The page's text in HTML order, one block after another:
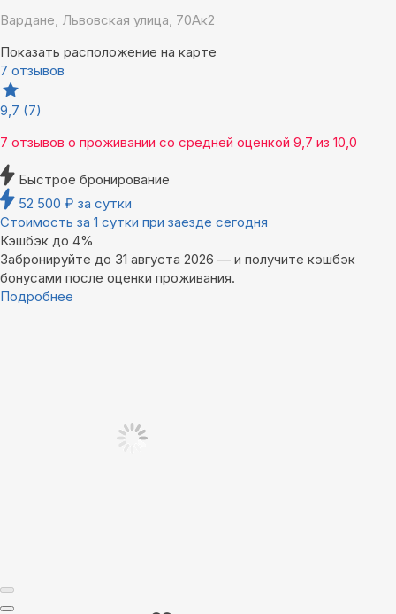
Вардане, Львовская улица, 70Ак2
Показать расположение на карте
7 отзывов
9,7 (7)
7 отзывов о проживании со средней оценкой 9,7 из 10,0
Быстрое бронирование
52 500 ₽ за сутки
Стоимость за 1 сутки при заезде сегодня
Кэшбэк до 4%
Забронируйте до 31 августа 2026 — и получите кэшбэк
бонусами после оценки проживания.
Подробнее